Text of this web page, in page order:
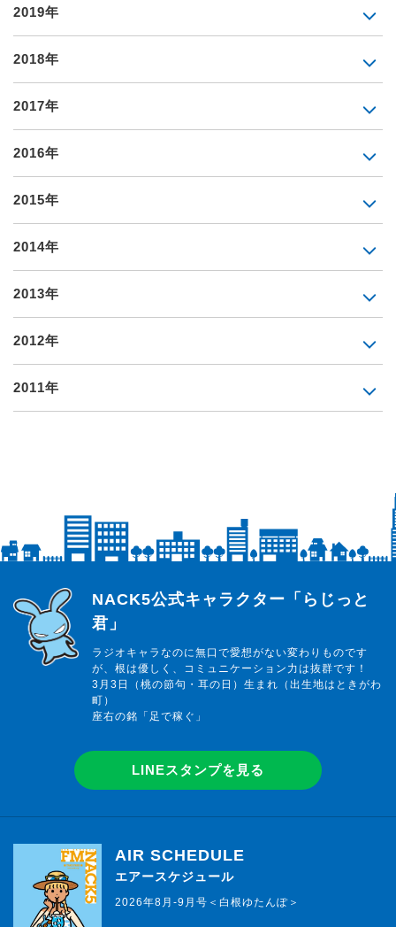
2019年
2018年
2017年
2016年
2015年
2014年
2013年
2012年
2011年
らじっと君
NACK5公式キャラクター「らじっと
君」
ラジオキャラなのに無口で愛想がない変わりものです
が、根は優しく、コミュニケーション力は抜群です！
3月3日（桃の節句・耳の日）生まれ（出生地はときがわ
町）
座右の銘「足で稼ぐ」
LINEスタンプを見る
AIR SCHEDULE
エアースケジュール
2026年8月-9月号＜白根ゆたんぽ＞